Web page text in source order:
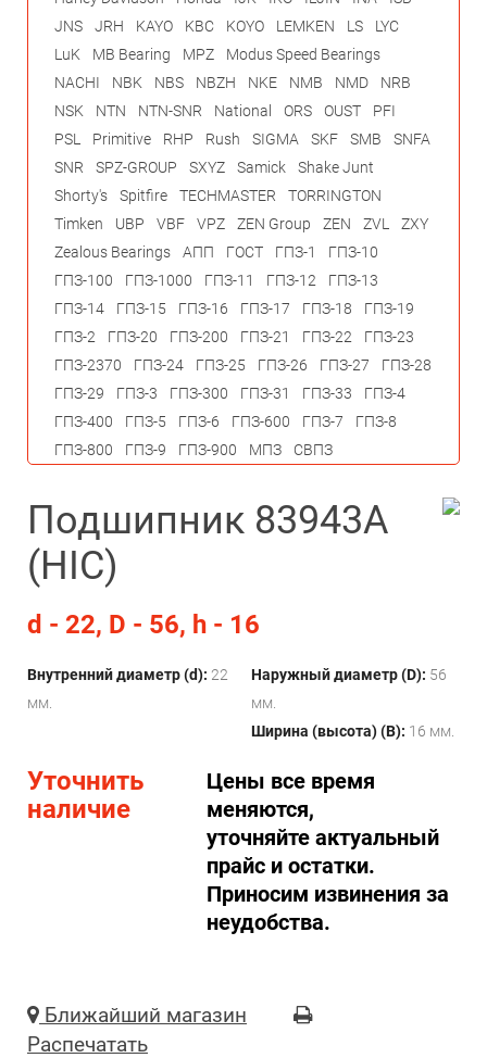
Подшипник 83943A
(HIC)
d - 22, D - 56, h - 16
Внутренний диаметр (d): 22
мм.
Наружный диаметр (D): 56
мм.
Ширина (высота) (B): 16 мм.
Уточнить
наличие
Цены все время
меняются,
уточняйте актуальный
прайс и остатки.
Приносим извинения за
неудобства.
Ближайший магазин
Распечатать
JNS
JRH KAYO KBC KOYO LEMKEN LS
LYC
LuK
MB Bearing MPZ
Modus Speed Bearings
NACHI
NBK NBS NBZH NKE NMB NMD
NRB
NSK
NTN NTN-SNR National ORS OUST
PFI
PSL
Primitive RHP Rush SIGMA SKF SMB
SNFA
SNR
SPZ-GROUP SXYZ Samick
Shake Junt
Shorty's
Spitfire TECHMASTER
TORRINGTON
Timken
UBP VBF VPZ ZEN Group ZEN ZVL
ZXY
Zealous Bearings
АПП ГОСТ ГПЗ-1
ГПЗ-10
ГПЗ-100
ГПЗ-1000 ГПЗ-11 ГПЗ-12
ГПЗ-13
ГПЗ-14
ГПЗ-15 ГПЗ-16 ГПЗ-17 ГПЗ-18
ГПЗ-19
ГПЗ-2
ГПЗ-20 ГПЗ-200 ГПЗ-21 ГПЗ-22
ГПЗ-23
ГПЗ-2370
ГПЗ-24 ГПЗ-25 ГПЗ-26 ГПЗ-27
ГПЗ-28
ГПЗ-29
ГПЗ-3 ГПЗ-300 ГПЗ-31 ГПЗ-33
ГПЗ-4
ГПЗ-400
ГПЗ-5 ГПЗ-6 ГПЗ-600 ГПЗ-7
ГПЗ-8
ГПЗ-800
ГПЗ-9 ГПЗ-900 МПЗ СВПЗ